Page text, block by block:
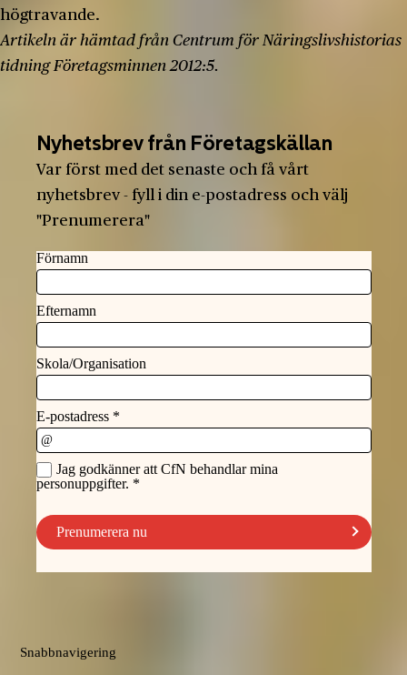
högtravande.
Artikeln är hämtad från Centrum för Näringslivshistorias
tidning Företagsminnen 2012:5.
Nyhetsbrev från Företagskällan
Var först med det senaste och få vårt
nyhetsbrev - fyll i din e-postadress och välj
"Prenumerera"
Snabbnavigering